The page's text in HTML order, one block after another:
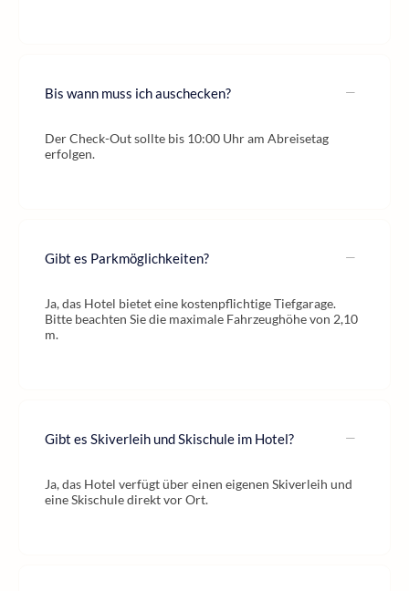
Bis wann muss ich auschecken?
Der Check-Out sollte bis 10:00 Uhr am Abreisetag
erfolgen.
Gibt es Parkmöglichkeiten?
Ja, das Hotel bietet eine kostenpflichtige Tiefgarage.
Bitte beachten Sie die maximale Fahrzeughöhe von 2,10
m.
Gibt es Skiverleih und Skischule im Hotel?
Ja, das Hotel verfügt über einen eigenen Skiverleih und
eine Skischule direkt vor Ort.